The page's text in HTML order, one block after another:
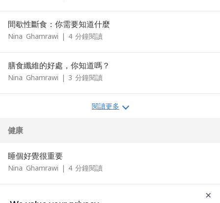
間歇性斷食：你需要知道什麼
Nina Ghamrawi | 4 分鐘閱讀
膳食纖維的好處，你知道嗎？
Nina Ghamrawi | 3 分鐘閱讀
閱讀更多
健康
睡個好覺很重要
Nina Ghamrawi | 4 分鐘閱讀
×